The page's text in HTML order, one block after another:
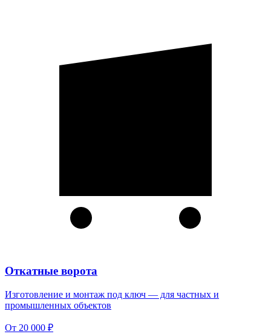
Откатные ворота
Изготовление и монтаж под ключ — для частных и
промышленных объектов
От 20 000 ₽